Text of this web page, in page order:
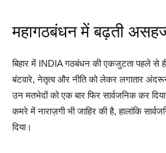
महागठबंधन में बढ़ती
बिहार में INDIA गठबंधन की एकजुटता पहले से ही
बंटवारे, नेतृत्व और नीति को लेकर लगातार
उन मतभेदों को एक बार फिर सार्वजनिक कर
कमरे में नाराज़गी भी जाहिर की है, हालांकि
दिया।